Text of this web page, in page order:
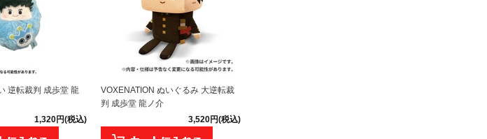
逆転裁判 成歩堂 龍
1,320円(税込)
VOXENATION ぬいぐるみ 大逆転裁
判 成歩堂 龍ノ介
3,520円(税込)